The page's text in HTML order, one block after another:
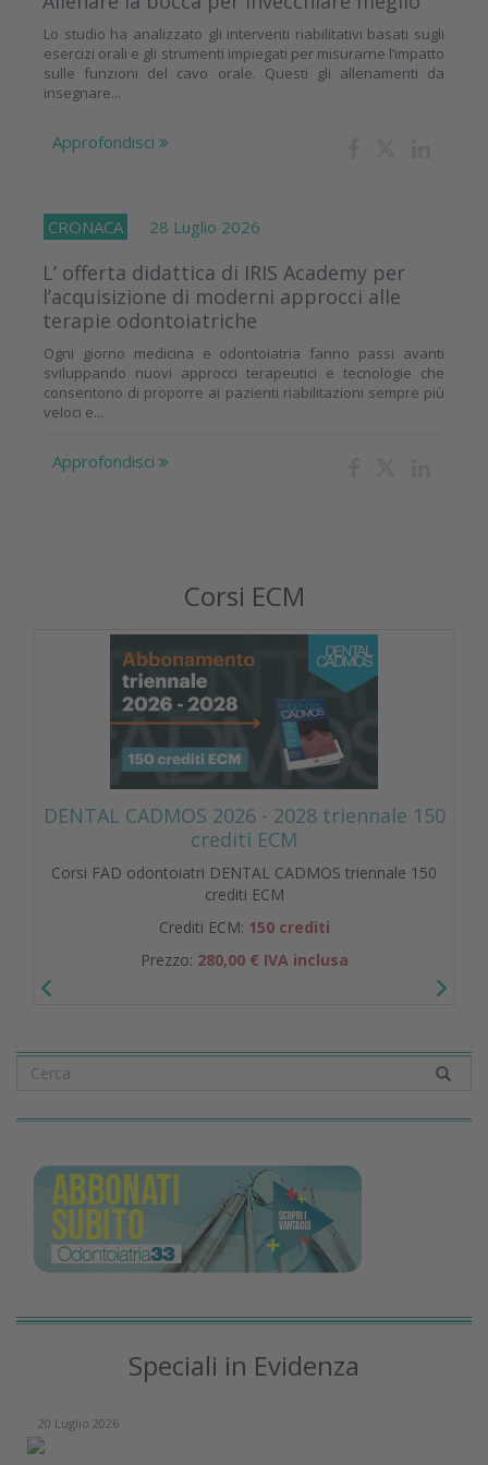
Lo studio ha analizzato gli interventi riabilitativi basati sugli
esercizi orali e gli strumenti impiegati per misurarne l’impatto
sulle funzioni del cavo orale. Questi gli allenamenti da
insegnare...
Approfondisci
CRONACA 28 Luglio 2026
L’ offerta didattica di IRIS Academy per
l’acquisizione di moderni approcci alle
terapie odontoiatriche
Ogni giorno medicina e odontoiatria fanno passi avanti
sviluppando nuovi approcci terapeutici e tecnologie che
consentono di proporre ai pazienti riabilitazioni sempre più
veloci e...
Approfondisci
Corsi ECM
DENTAL CADMOS 2026 - 2028 triennale 150
crediti ECM
Corsi FAD odontoiatri DENTAL CADMOS triennale 150
crediti ECM
Crediti ECM: 150 crediti
Prezzo: 280,00 € IVA inclusa
Speciali in Evidenza
20 Luglio 2026